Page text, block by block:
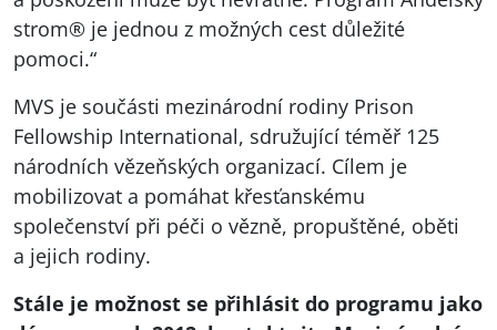
strom® je jednou z možných cest důležité
pomoci.“
MVS je součásti mezinárodní rodiny Prison
Fellowship International, sdružující téměř 125
národních vězeňských organizací. Cílem je
mobilizovat a pomáhat křesťanskému
společenství při péči o vězně, propuštěné, oběti
a jejich rodiny.
Stále je možnost se přihlásit do programu jako